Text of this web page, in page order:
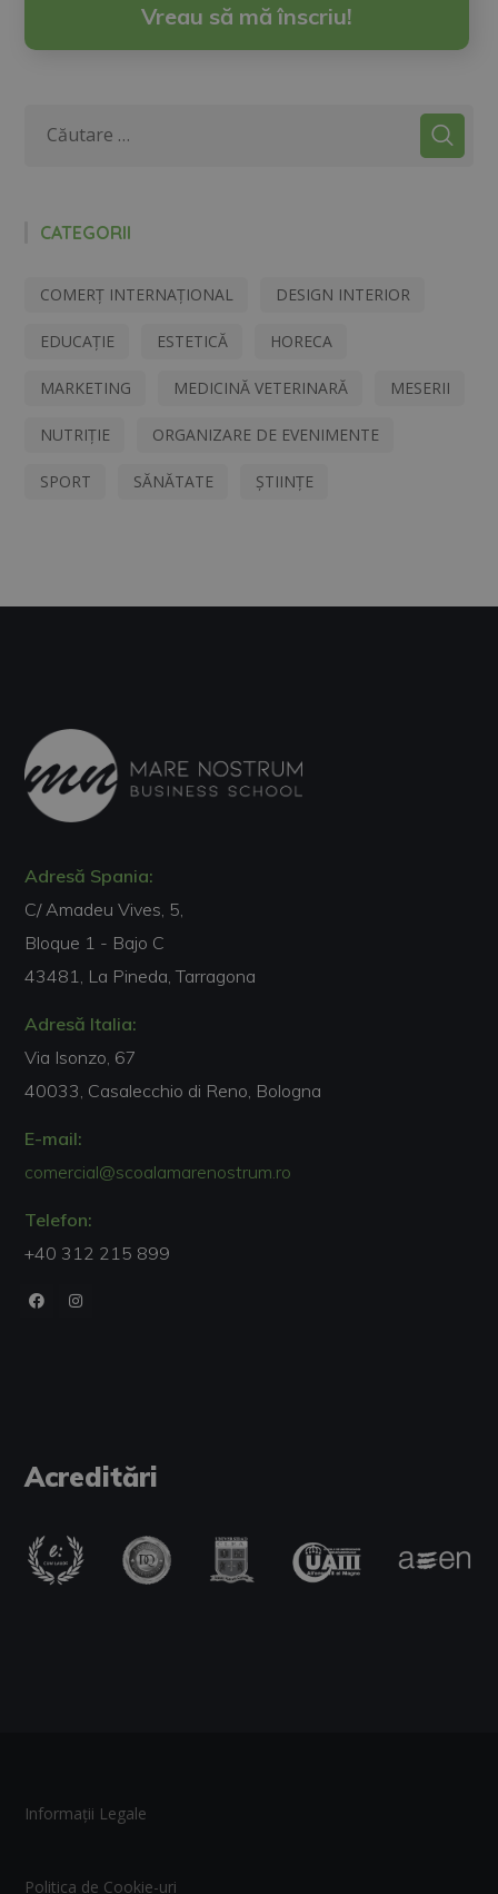
Vreau să mă înscriu!
CATEGORII
COMERȚ INTERNAȚIONAL DESIGN INTERIOR
EDUCAȚIE ESTETICĂ HORECA
MARKETING MEDICINĂ VETERINARĂ MESERII
NUTRIȚIE ORGANIZARE DE EVENIMENTE
SPORT SĂNĂTATE ȘTIINȚE
Adresă Spania:
C/ Amadeu Vives, 5,
Bloque 1 - Bajo C
43481, La Pineda, Tarragona
Adresă Italia:
Via Isonzo, 67
40033, Casalecchio di Reno, Bologna
E-mail:
comercial@scoalamarenostrum.ro
Telefon:
+40 312 215 899
Acreditări
Informații Legale
Politica de Cookie-uri